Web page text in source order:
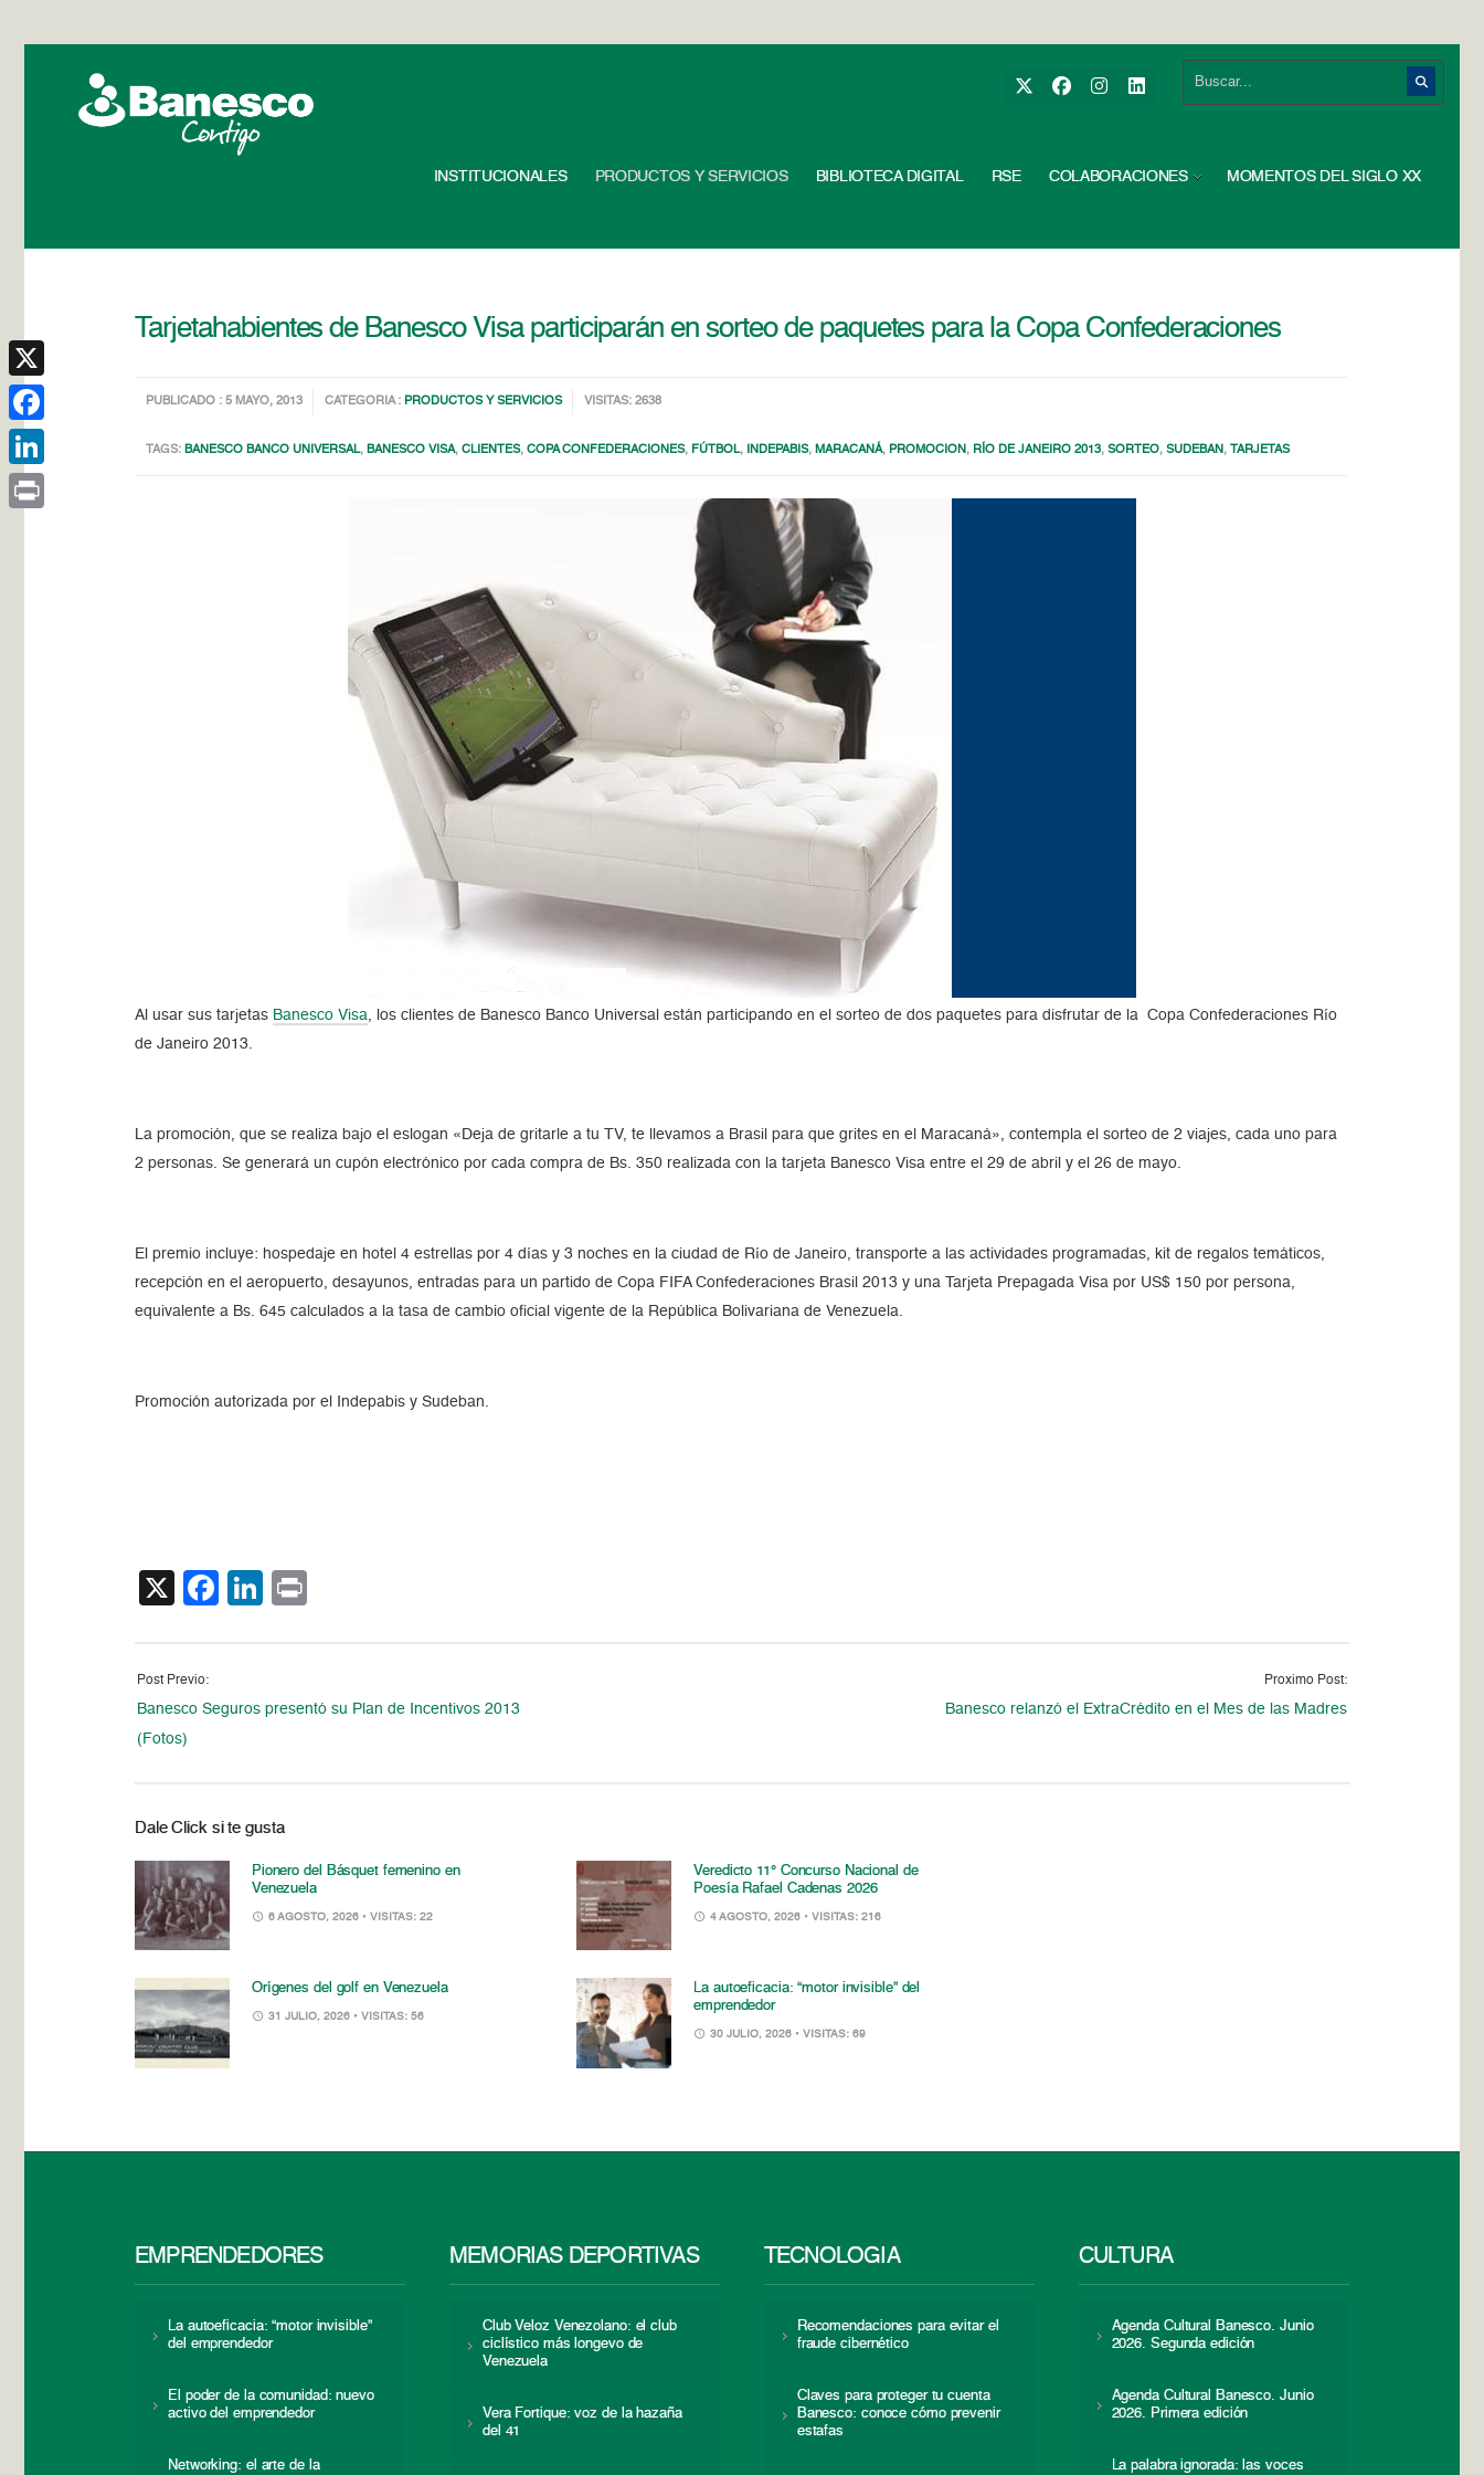
INSTITUCIONALES PRODUCTOS Y SERVICIOS BIBLIOTECA DIGITAL RSE COLABORACIONES MOMENTOS DEL SIGLO XX
Tarjetahabientes de Banesco Visa participarán en sorteo de paquetes para la Copa Confederaciones
PUBLICADO : 5 MAYO, 2013 CATEGORIA : PRODUCTOS Y SERVICIOS VISITAS: 2638
TAGS: BANESCO BANCO UNIVERSAL, BANESCO VISA,CLIENTES,COPA CONFEDERACIONES, FÚTBOL, INDEPABIS, MARACANÁ, PROMOCION , RÍO DE JANEIRO 2013,SORTEO,SUDEBAN , TARJETAS
Al usar sus tarjetas Banesco Visa, los clientes de Banesco Banco Universal están participando en el sorteo de dos paquetes para disfrutar de la Copa Confederaciones Río
de Janeiro 2013.
La promoción, que se realiza bajo el eslogan «Deja de gritarle a tu TV, te llevamos a Brasil para que grites en el Maracaná», contempla el sorteo de 2 viajes, cada uno para
2 personas. Se generará un cupón electrónico por cada compra de Bs. 350 realizada con la tarjeta Banesco Visa entre el 29 de abril y el 26 de mayo.
El premio incluye: hospedaje en hotel 4 estrellas por 4 días y 3 noches en la ciudad de Río de Janeiro, transporte a las actividades programadas, kit de regalos temáticos,
recepción en el aeropuerto, desayunos, entradas para un partido de Copa FIFA Confederaciones Brasil 2013 y una Tarjeta Prepagada Visa por US$ 150 por persona,
equivalente a Bs. 645 calculados a la tasa de cambio oficial vigente de la República Bolivariana de Venezuela.
Promoción autorizada por el Indepabis y Sudeban.
X Facebook
LinkedIn
Post Previo:
Banesco Seguros presentó su Plan de Incentivos 2013
(Fotos)
Proximo Post:
Banesco relanzó el ExtraCrédito en el Mes de las Madres
Dale Click si te gusta
Pionero del Básquet femenino en
Venezuela
6 AGOSTO, 2026 • VISITAS: 22
Veredicto 11° Concurso Nacional de
Poesía Rafael Cadenas 2026
4 AGOSTO, 2026 • VISITAS: 216
Orígenes del golf en Venezuela
31 JULIO, 2026 • VISITAS: 56
La autoeficacia: “motor invisible” del
emprendedor
30 JULIO, 2026 • VISITAS: 69
EMPRENDEDORES
La autoeficacia: “motor invisible”
del emprendedor
El poder de la comunidad: nuevo
activo del emprendedor
Networking: el arte de la
MEMORIAS DEPORTIVAS
Club Veloz Venezolano: el club
ciclístico más longevo de
Venezuela
Vera Fortique: voz de la hazaña
del 41
TECNOLOGÍA
Recomendaciones para evitar el
fraude cibernético
Claves para proteger tu cuenta
Banesco: conoce cómo prevenir
estafas
CULTURA
Agenda Cultural Banesco. Junio
2026. Segunda edición
Agenda Cultural Banesco. Junio
2026. Primera edición
La palabra ignorada: las voces
X
Facebook
LinkedIn